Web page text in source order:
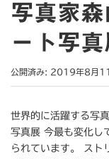
写真家
ート写
公開済み: 2019年8月
世界的に活躍する写
写真展 今最も変化し
られています。 スト